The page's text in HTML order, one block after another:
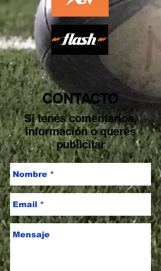
CONTACTO
Si tenés comentarios,
información o querés
publicitar